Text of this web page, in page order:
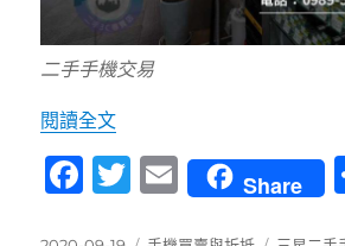
二手手機交易
閱讀全文〈台南哪裡有推薦賣手機
F
T
E
m
Share